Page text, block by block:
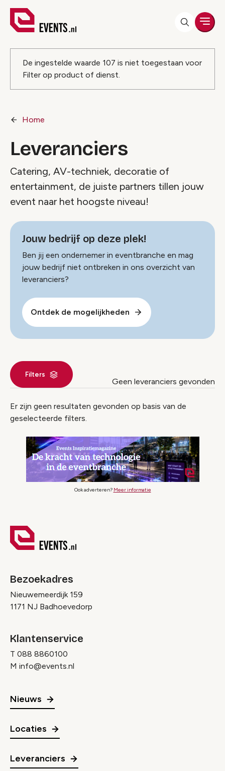
Foutmelding
De ingestelde waarde 107 is niet toegestaan voor
Filter op product of dienst.
Home
Leveranciers
Catering, AV-techniek, decoratie of
entertainment, de juiste partners tillen jouw
event naar het hoogste niveau!
Jouw bedrijf op deze plek!
Ben jij een ondernemer in eventbranche en mag
jouw bedrijf niet ontbreken in ons overzicht van
leveranciers?
Ontdek de mogelijkheden
Filters
Geen leveranciers gevonden
Leverancier index
Er zijn geen resultaten gevonden op basis van de
geselecteerde filters.
Ook adverteren? Meer informatie
Bezoekadres
Nieuwemeerdijk 159
1171 NJ Badhoevedorp
Klantenservice
T 088 8860100
M info@events.nl
Nieuws
Locaties
Leveranciers